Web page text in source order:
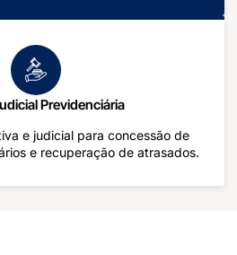
Previdenciária
e judicial para concessão de
e recuperação de atrasados.